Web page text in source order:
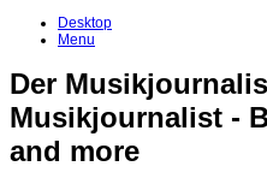
Desktop
Menu
Der
Musikjournalist -
and more